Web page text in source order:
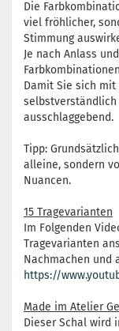
Die
viel fröhlicher,
Stimmung
Je nach Anlass
Damit Sie sich
selbstverständlich
ausschlaggebend.
Tipp:
alleine, sondern
Nuancen.
15 Tragevarianten
Im Folgenden
Tragevarianten
Nachmachen und
https://
Made im Atelier
Dieser Schal wird